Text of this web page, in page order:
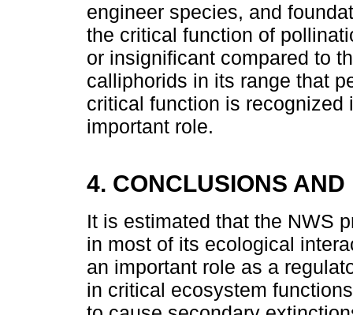
engineer species, and
the critical function of
or insignificant compared to
calliphorids in its range that
critical function is
important role.
4. CONCLUSIONS
It is estimated that the NWS
in most of its ecological
an important role as a
in critical ecosystem